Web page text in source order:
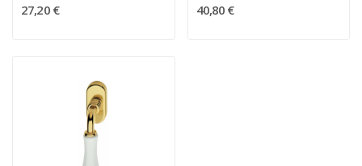
27,20 € 40,80 €